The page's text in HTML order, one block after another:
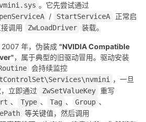
。它先尝试通过
/ StartServiceA
正常启
调用
ZwLoadDriver 装载。
2007 年，伪装成 "NVIDIA Compatible
，属于典型的旧驱动冒用。驱动安装
会持续监控
，一旦
立即通过
ZwSetValueKey 重写
、 Type 、 Tag 、 Group 、
等关键值，然后调用